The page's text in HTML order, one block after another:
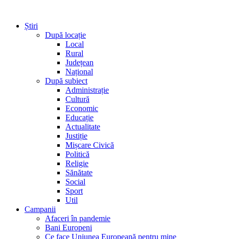
Știri
După locație
Local
Rural
Județean
Național
După subiect
Administrație
Cultură
Economic
Educație
Actualitate
Justiție
Mișcare Civică
Politică
Religie
Sănătate
Social
Sport
Util
Campanii
Afaceri în pandemie
Bani Europeni
Ce face Uniunea Europeană pentru mine